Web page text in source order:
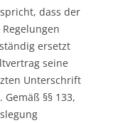
dass der
ersetzt
seine
Unterschrift
§§ 133,